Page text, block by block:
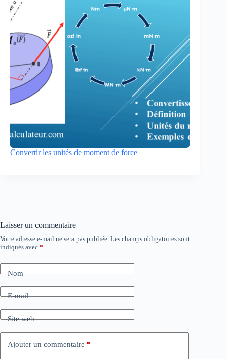
Convertir les unités de moment de force
Laisser un commentaire
Votre adresse e-mail ne sera pas publiée. Les champs obligatoires sont
indiqués avec *
Nom
E-mail
Site web
Ajouter un commentaire *